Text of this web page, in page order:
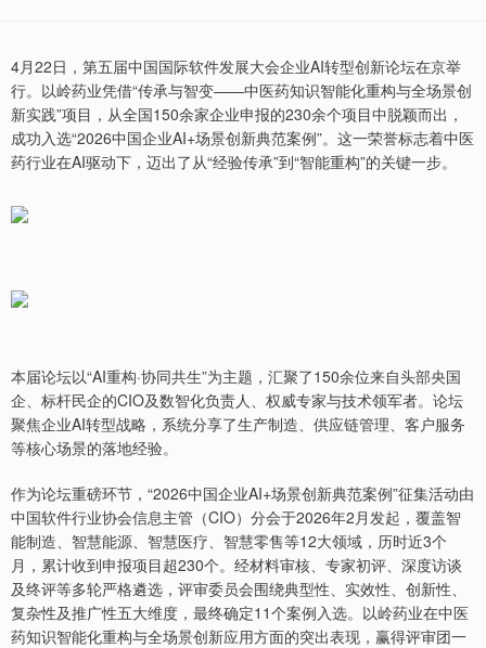
4月22日，第五届中国国际软件发展大会企业AI转型创新论坛在京举
行。以岭药业凭借“传承与智变——中医药知识智能化重构与全场景创
新实践”项目，从全国150余家企业申报的230余个项目中脱颖而出，
成功入选“2026中国企业AI+场景创新典范案例”。这一荣誉标志着中医
药行业在AI驱动下，迈出了从“经验传承”到“智能重构”的关键一步。
本届论坛以“AI重构·协同共生”为主题，汇聚了150余位来自头部央国
企、标杆民企的CIO及数智化负责人、权威专家与技术领军者。论坛
聚焦企业AI转型战略，系统分享了生产制造、供应链管理、客户服务
等核心场景的落地经验。
作为论坛重磅环节，“2026中国企业AI+场景创新典范案例”征集活动由
中国软件行业协会信息主管（CIO）分会于2026年2月发起，覆盖智
能制造、智慧能源、智慧医疗、智慧零售等12大领域，历时近3个
月，累计收到申报项目超230个。经材料审核、专家初评、深度访谈
及终评等多轮严格遴选，评审委员会围绕典型性、实效性、创新性、
复杂性及推广性五大维度，最终确定11个案例入选。以岭药业在中医
药知识智能化重构与全场景创新应用方面的突出表现，赢得评审团一